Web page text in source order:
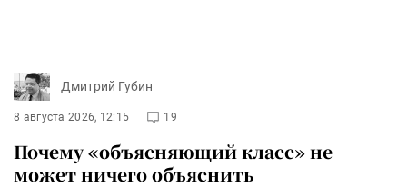
Дмитрий Губин
8 августа 2026, 12:15 19
Почему «объясняющий класс» не
может ничего объяснить